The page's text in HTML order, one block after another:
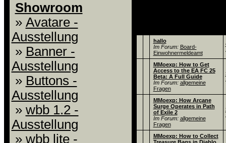
Showroom
» Avatare -
Ausstellung
» Banner -
Ausstellung
» Buttons -
Ausstellung
» wbb 1.2 -
Ausstellung
» wbb lite -
hallo
Im Forum: Board-
Einwohnermeldeamt
MMoexp: How to Get
Access to the EA FC 25
Beta: A Full Guide
Im Forum: allgemeine
Fragen
MMoexp: How Arcane
Surge Operates in Path
of Exile 2
Im Forum: allgemeine
Fragen
MMoexp: How to Collect